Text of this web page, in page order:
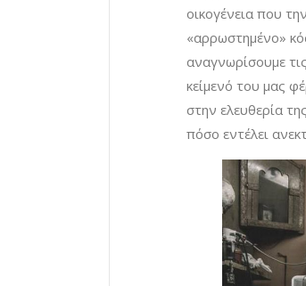
οικογένεια που
«αρρωστημένο»
αναγνωρίσουμε
κείμενό του μας
στην ελευθερία
πόσο εντέλει